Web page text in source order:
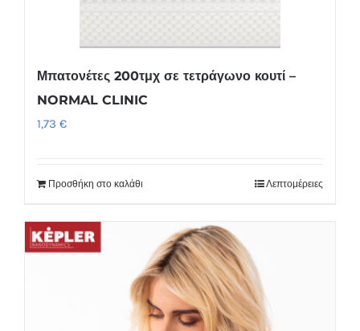
σελίδα
του
Μπατονέτες 200τμχ σε τετράγωνο κουτί –
NORMAL CLINIC
1,73 €
Προσθήκη στο καλάθι Λεπτομέρειες